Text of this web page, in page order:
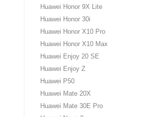
Huawei Honor 9X Lite
Huawei Honor 30i
Huawei Honor X10 Pro
Huawei Honor X10 Max
Huawei Enjoy 20 SE
Huawei Enjoy Z
Huawei P50
Huawei Mate 20X
Huawei Mate 30E Pro